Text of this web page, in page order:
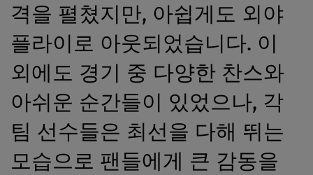
격을 펼쳤지만, 아쉽게도 외야
플라이로 아웃되었습니다. 이
외에도 경기 중 다양한 찬스와
아쉬운 순간들이 있었으나, 각
팀 선수들은 최선을 다해 뛰는
모습으로 팬들에게 큰 감동을